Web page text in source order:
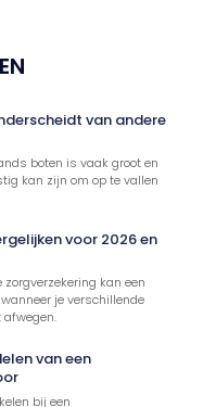
van andere
boten is vaak groot en
kan zijn om op te vallen
voor 2026 en
kan een
je verschillende
van een
bij een